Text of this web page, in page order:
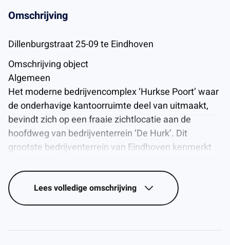
Omschrijving
Dillenburgstraat 25-09 te Eindhoven
Omschrijving object
Algemeen
Het moderne bedrijvencomplex ‘Hurkse Poort’ waar
de onderhavige kantoorruimte deel van uitmaakt,
bevindt zich op een fraaie zichtlocatie aan de
hoofdweg van bedrijventerrein ‘De Hurk’. Dit
grootste bedrijventerrein van Eindhoven kenmerkt
ligging tussen de A2/N2 (Randweg Eindhoven) en de
Eindhovense ringweg. Het multi-tenant complex
huisvest gerenommeerde partijen in o.a. de
Lighting, BenQ, Homij, Aveco de Bondt, TD Medical
Leesvolledige omschrijving